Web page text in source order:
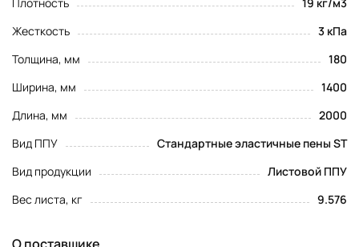
Жесткость
3 кПа
Толщина, мм
180
Ширина, мм
1400
Длина, мм
2000
Вид ППУ
Стандартные эластичные пены ST
Вид продукции
Листовой ППУ
Вес листа, кг
9.576